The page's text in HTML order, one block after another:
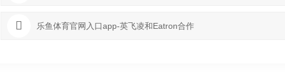
乐鱼体育官网入口app-英飞凌和Eatron合作